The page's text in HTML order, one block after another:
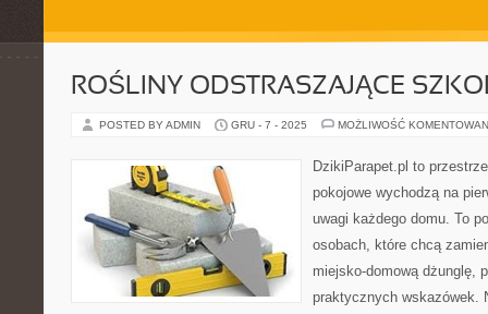
ROŚLINY ODSTRASZAJĄCE
POSTED BY ADMIN GRU - 7 - 2025 MOŻLIWOŚĆ
DzikiParapet.pl to
pokojowe wychodzą na
uwagi każdego domu. To
osobach, które chcą
miejsko-domową dżunglę,
praktycznych wskazówek.